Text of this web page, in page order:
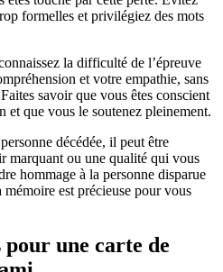
formelles et privilégiez des mots
la difficulté de l’épreuve
et votre empathie, sans
savoir que vous êtes conscient
et que vous le soutenez pleinement.
décédée, il peut être
marquant ou une qualité qui vous
hommage à la personne disparue
est précieuse pour vous
pour une carte de